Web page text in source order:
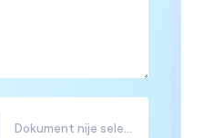
Dokument nije selektovana